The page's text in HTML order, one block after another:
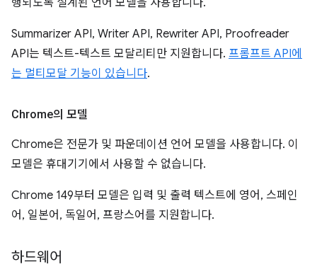
행되도록 설계된 언어 모델을 사용합니다.
Summarizer API, Writer API, Rewriter API, Proofreader
API는 텍스트-텍스트 모달리티만 지원합니다. 프롬프트 API에
는 멀티모달 기능이 있습니다.
Chrome의 모델
Chrome은 전문가 및 파운데이션 언어 모델을 사용합니다. 이
모델은 휴대기기에서 사용할 수 없습니다.
Chrome 149부터 모델은 입력 및 출력 텍스트에 영어, 스페인
어, 일본어, 독일어, 프랑스어를 지원합니다.
하드웨어